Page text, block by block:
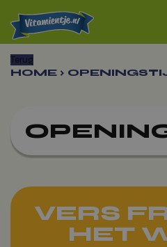
Terug
HOME ›
VERS
HET